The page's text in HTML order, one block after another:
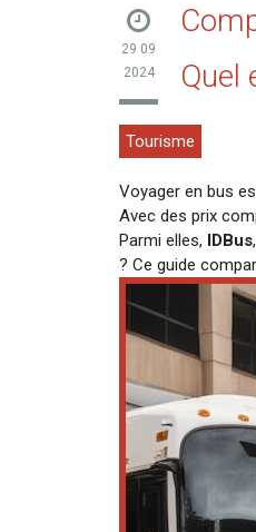
29 09
2024
Quel
Tourisme
Voyager en bus
Avec des prix
Parmi elles, IDBus,
? Ce guide